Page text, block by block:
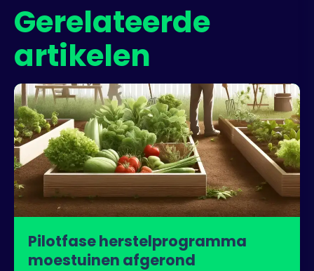
Gerelateerde
artikelen
Pilotfase herstelprogramma
moestuinen afgerond